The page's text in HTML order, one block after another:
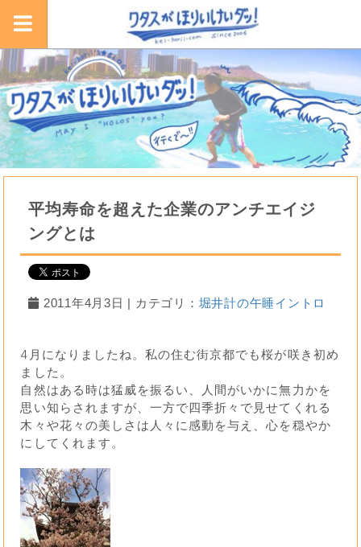
平均寿命を超えた企業のアンチエイジ
ングとは
2011年4月3日 | カテゴリ： 堀井計の午睡イントロ
4月になりましたね。私の住む街京都でも桜が咲き初め
ました。
自然はある時は猛威を振るい、人間がいかに無力かを
思い知らされますが、一方で四季折々で見せてくれる
木々や花々の美しさは人々に感動を与え、心を穏やか
にしてくれます。